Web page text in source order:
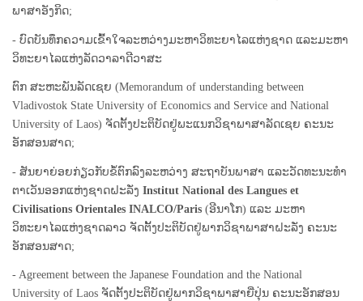
ພາສາອັງກິດ;
- ບົດບັນທຶກຄວາມເຂົ້າໃຈລະຫວ່າງມະຫາວິທະຍາໄລແຫ່ງຊາດ ແລະມະຫາ
ວິທະຍາໄລແຫ່ງລັດວາລາດີວາສະ
ຕົກ ສະຫະພັນລັດເຊຍ (Memorandum of understanding between
Vladivostok State University of Economics and Service and National
University of Laos) ຈັດຕັ້ງປະຕິບັດຢູ່ພະແນກວິຊາພາສາລັດເຊຍ ຄະນະ
ອັກສອນສາດ;
- ສັນຍາຍ່ອຍກ່ຽວກັບຂໍ້ຕົກລົງລະຫວ່າງ ສະຖາບັນພາສາ ແລະວັດທະນະທຳ
ຕາເວັນອອກແຫ່ງຊາດຝະລັ່ງ Institut National des Langues et
Civilisations Orientales INALCO/Paris (ອີນາໂກ) ແລະ ມະຫາ
ວິທະຍາໄລແຫ່ງຊາດລາວ ຈັດຕັ້ງປະຕິບັດຢູ່ພາກວິຊາພາສາຝະລັ່ງ ຄະນະ
ອັກສອນສາດ;
- Agreement between the Japanese Foundation and the National
University of Laos ຈັດຕັ້ງປະຕິບັດຢູ່ພາກວິຊາພາສາຍີ່ປຸ່ນ ຄະນະອັກສອນ